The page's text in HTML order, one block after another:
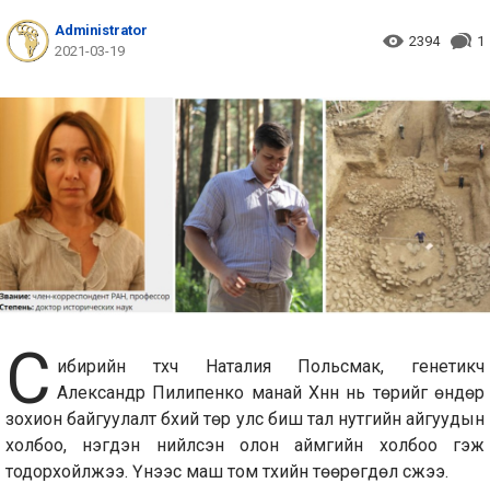
Administrator
2021-03-19
2394 1
С ибирийн түүхч Наталия Польсмак, генетикч
Александр Пилипенко манай Хүннү нь төрийг өндөр
зохион байгуулалт бүхий төр улс биш тал нутгийн айгуудын
холбоо, нэгдэн нийлсэн олон аймгийн холбоо гэж
тодорхойлжээ. Үүнээс маш том түүхийн төөрөгдөл үүсжээ.